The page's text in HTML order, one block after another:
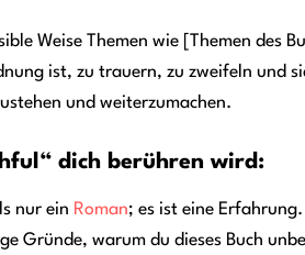
Weise Themen wie [Themen
ist, zu trauern, zu zweifeln und
und weiterzumachen.
dich berühren wird:
nur ein Roman; es ist eine
Gründe, warum du dieses Buch